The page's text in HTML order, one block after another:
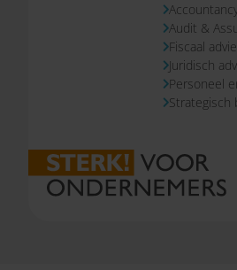
Audit &
Fiscaal
Juridisch
Personeel
Strategisch